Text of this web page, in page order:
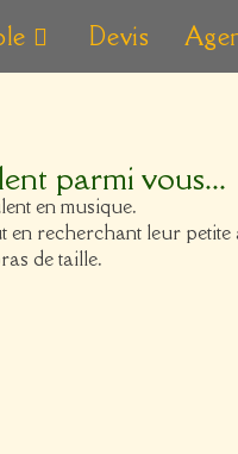
Devis
parmi vous...
en musique.
en recherchant leur petite
de taille.